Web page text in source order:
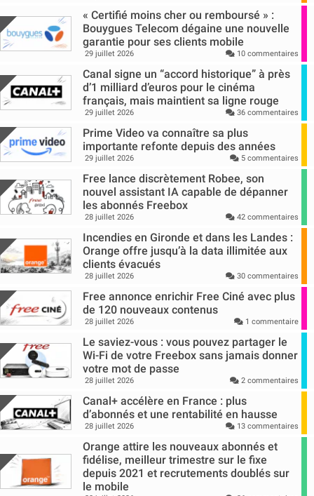
« Certifié moins cher ou remboursé » :
Bouygues Telecom dégaine une nouvelle
garantie pour ses clients mobile
29 juillet 2026 10 commentaires
Canal signe un “accord historique” à près
d’1 milliard d’euros pour le cinéma
français, mais maintient sa ligne rouge
29 juillet 2026 36 commentaires
Prime Video va connaître sa plus
importante refonte depuis des années
29 juillet 2026 5 commentaires
Free lance discrètement Robee, son
nouvel assistant IA capable de dépanner
les abonnés Freebox
28 juillet 2026 42 commentaires
Incendies en Gironde et dans les Landes :
Orange offre jusqu’à la data illimitée aux
clients évacués
28 juillet 2026 30 commentaires
Free annonce enrichir Free Ciné avec plus
de 120 nouveaux contenus
28 juillet 2026 1 commentaire
Le saviez-vous : vous pouvez partager le
Wi-Fi de votre Freebox sans jamais donner
votre mot de passe
28 juillet 2026 2 commentaires
Canal+ accélère en France : plus
d’abonnés et une rentabilité en hausse
28 juillet 2026 13 commentaires
Orange attire les nouveaux abonnés et
fidélise, meilleur trimestre sur le fixe
depuis 2021 et recrutements doublés sur
le mobile